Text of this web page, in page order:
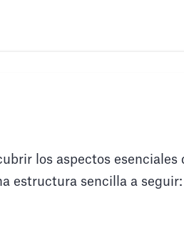
los aspectos esenciales
estructura sencilla a seguir: